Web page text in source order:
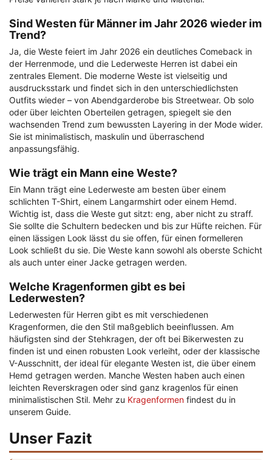
Sind Westen für Männer im Jahr 2026 wieder im
Trend?
Ja, die Weste feiert im Jahr 2026 ein deutliches Comeback in
der Herrenmode, und die Lederweste Herren ist dabei ein
zentrales Element. Die moderne Weste ist vielseitig und
ausdrucksstark und findet sich in den unterschiedlichsten
Outfits wieder – von Abendgarderobe bis Streetwear. Ob solo
oder über leichten Oberteilen getragen, spiegelt sie den
wachsenden Trend zum bewussten Layering in der Mode wider.
Sie ist minimalistisch, maskulin und überraschend
anpassungsfähig.
Wie trägt ein Mann eine Weste?
Ein Mann trägt eine Lederweste am besten über einem
schlichten T-Shirt, einem Langarmshirt oder einem Hemd.
Wichtig ist, dass die Weste gut sitzt: eng, aber nicht zu straff.
Sie sollte die Schultern bedecken und bis zur Hüfte reichen. Für
einen lässigen Look lässt du sie offen, für einen formelleren
Look schließt du sie. Die Weste kann sowohl als oberste Schicht
als auch unter einer Jacke getragen werden.
Welche Kragenformen gibt es bei
Lederwesten?
Lederwesten für Herren gibt es mit verschiedenen
Kragenformen, die den Stil maßgeblich beeinflussen. Am
häufigsten sind der Stehkragen, der oft bei Bikerwesten zu
finden ist und einen robusten Look verleiht, oder der klassische
V-Ausschnitt, der ideal für elegante Westen ist, die über einem
Hemd getragen werden. Manche Westen haben auch einen
leichten Reverskragen oder sind ganz kragenlos für einen
minimalistischen Stil. Mehr zu Kragenformen findest du in
unserem Guide.
Unser Fazit